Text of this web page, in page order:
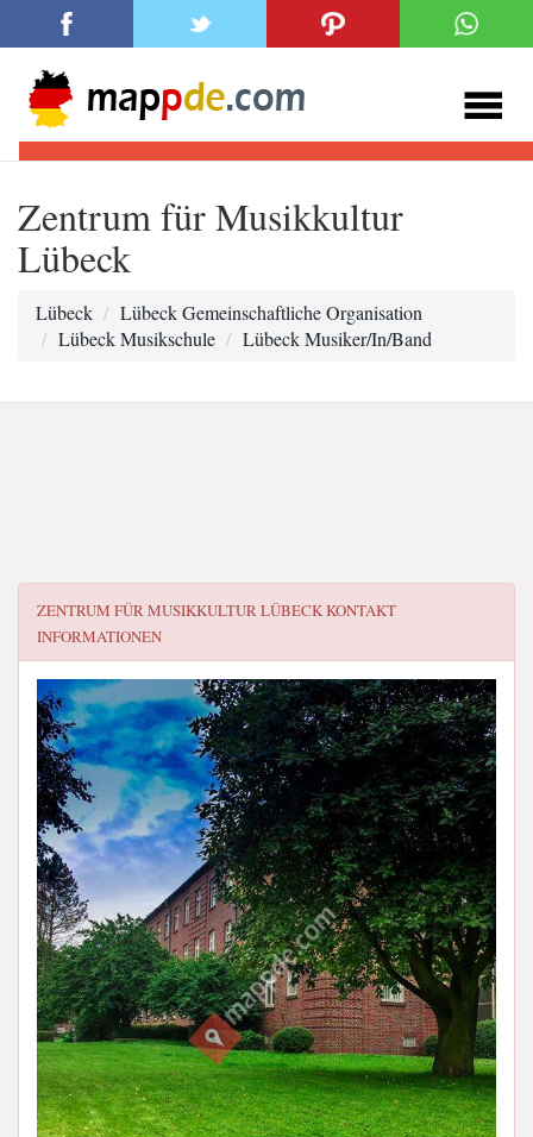
Zentrum für Musikkultur
Lübeck
Lübeck
Lübeck Gemeinschaftliche Organisation
Lübeck Musikschule
Lübeck Musiker/In/Band
ZENTRUM FÜR MUSIKKULTUR LÜBECKKONTAKT
INFORMATIONEN